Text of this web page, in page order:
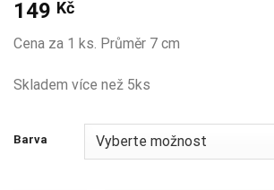
149 Kč
Cena za 1 ks. Průměr 7 cm
Skladem více než 5ks
Barva